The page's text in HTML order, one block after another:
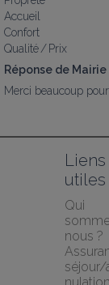
Accueil
Confort
Qualité / Prix
Réponse de
Merci beaucoup
Liens
utiles
Qui
nous ?
séjour/